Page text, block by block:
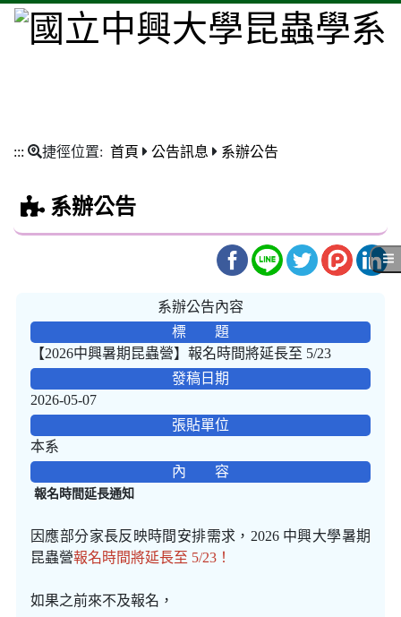
::: 捷徑位置: 首頁 公告訊息 系辦公告
系辦公告
系辦公告內容
標 題
【2026中興暑期昆蟲營】報名時間將延長至 5/23
發稿日期
2026-05-07
張貼單位
本系
內 容
報名時間延長通知
因應部分家長反映時間安排需求，2026 中興大學暑期
昆蟲營報名時間將延長至 5/23！
如果之前來不及報名，